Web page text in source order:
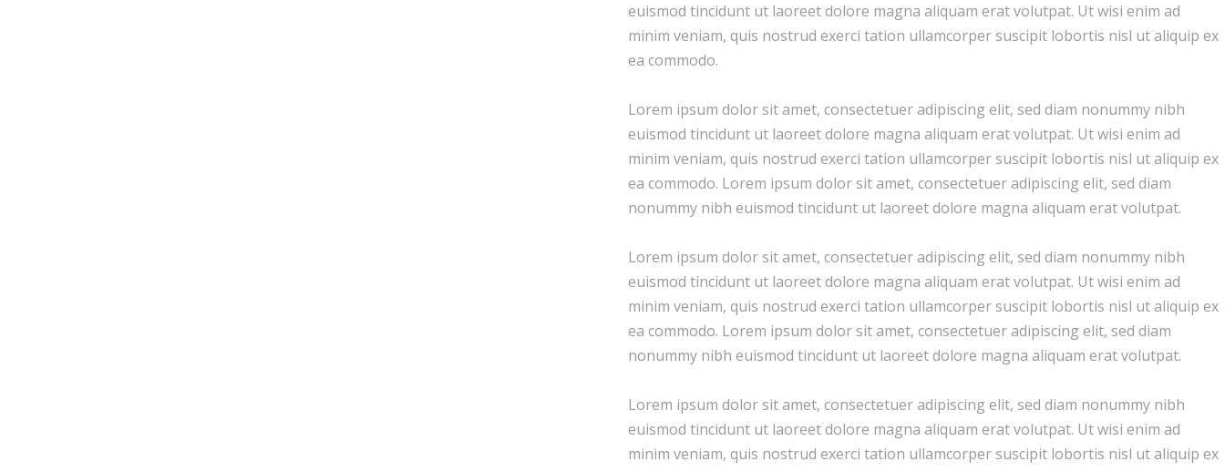
euismod tincidunt ut laoreet dolore magna aliquam erat volutpat. Ut wisi enim ad
minim veniam, quis nostrud exerci tation ullamcorper suscipit lobortis nisl ut aliquip ex
ea commodo.
Lorem ipsum dolor sit amet, consectetuer adipiscing elit, sed diam nonummy nibh
euismod tincidunt ut laoreet dolore magna aliquam erat volutpat. Ut wisi enim ad
minim veniam, quis nostrud exerci tation ullamcorper suscipit lobortis nisl ut aliquip ex
ea commodo. Lorem ipsum dolor sit amet, consectetuer adipiscing elit, sed diam
nonummy nibh euismod tincidunt ut laoreet dolore magna aliquam erat volutpat.
Lorem ipsum dolor sit amet, consectetuer adipiscing elit, sed diam nonummy nibh
euismod tincidunt ut laoreet dolore magna aliquam erat volutpat. Ut wisi enim ad
minim veniam, quis nostrud exerci tation ullamcorper suscipit lobortis nisl ut aliquip ex
ea commodo. Lorem ipsum dolor sit amet, consectetuer adipiscing elit, sed diam
nonummy nibh euismod tincidunt ut laoreet dolore magna aliquam erat volutpat.
Lorem ipsum dolor sit amet, consectetuer adipiscing elit, sed diam nonummy nibh
euismod tincidunt ut laoreet dolore magna aliquam erat volutpat. Ut wisi enim ad
minim veniam, quis nostrud exerci tation ullamcorper suscipit lobortis nisl ut aliquip ex